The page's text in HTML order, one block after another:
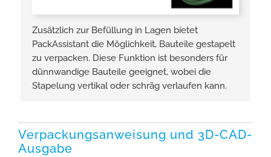
Zusätzlich zur Befüllung in Lagen bietet
PackAssistant die Möglichkeit, Bauteile gestapelt
zu verpacken. Diese Funktion ist besonders für
dünnwandige Bauteile geeignet, wobei die
Stapelung vertikal oder schräg verlaufen kann.
Verpackungsanweisung und 3D-CAD-
Ausgabe